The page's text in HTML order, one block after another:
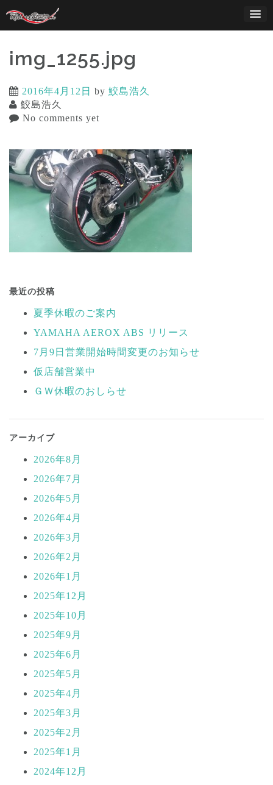
content
img_1255.jpg
2016年4月12日 by 鮫島浩久
鮫島浩久
No comments yet
稿
ナ
ゲ
ー
シ
ン
最近の投稿
夏季休暇のご案内
YAMAHA AEROX ABS リリース
7月9日営業開始時間変更のお知らせ
仮店舗営業中
ＧＷ休暇のおしらせ
アーカイブ
2026年8月
2026年7月
2026年5月
2026年4月
2026年3月
2026年2月
2026年1月
2025年12月
2025年10月
2025年9月
2025年6月
2025年5月
2025年4月
2025年3月
2025年2月
2025年1月
2024年12月